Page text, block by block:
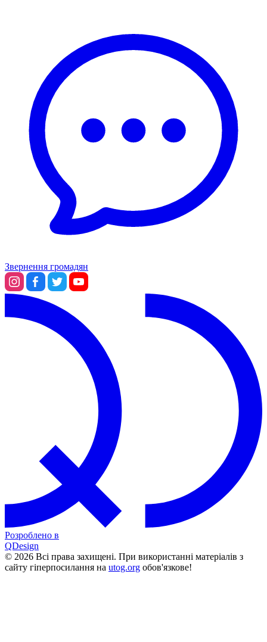
Звернення громадян
Розроблено в
QDesign
© 2026 Всі права захищені. При використанні матеріалів з
сайту гіперпосилання на utog.org обов'язкове!